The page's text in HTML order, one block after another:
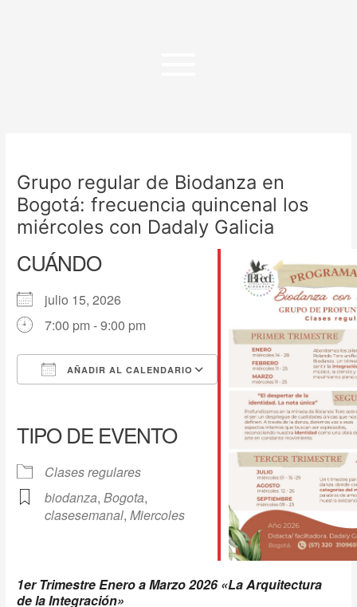
Grupo regular de Biodanza en
Bogotá: frecuencia quincenal los
miércoles con Dadaly Galicia
CUÁNDO
julio 15, 2026
7:00 pm - 9:00 pm
AÑADIR AL CALENDARIO
Outlook Live
TIPO DE EVENTO
Clases regulares
biodanza,Bogota,
clasesemanal,Miercoles
1er Trimestre Enero a Marzo 2026 «La Arquitectura
de la Integración»